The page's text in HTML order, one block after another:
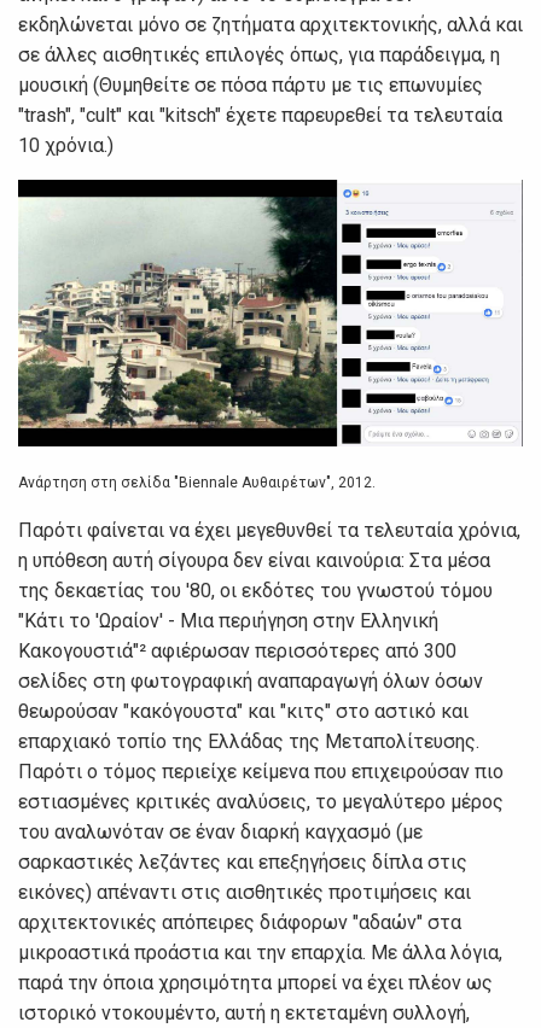
εκδηλώνεται μόνο σε ζητήματα αρχιτεκτονικής, αλλά και
σε άλλες αισθητικές επιλογές όπως, για παράδειγμα, η
μουσική (Θυμηθείτε σε πόσα πάρτυ με τις επωνυμίες
"trash", "cult" και "kitsch" έχετε παρευρεθεί τα τελευταία
10 χρόνια.)
Ανάρτηση στη σελίδα "Biennale Αυθαιρέτων", 2012.
Παρότι φαίνεται να έχει μεγεθυνθεί τα τελευταία χρόνια,
η υπόθεση αυτή σίγουρα δεν είναι καινούρια: Στα μέσα
της δεκαετίας του '80, οι εκδότες του γνωστού τόμου
"Κάτι το 'Ωραίον' - Μια περιήγηση στην Ελληνική
Κακογουστιά"² αφιέρωσαν περισσότερες από 300
σελίδες στη φωτογραφική αναπαραγωγή όλων όσων
θεωρούσαν "κακόγουστα" και "κιτς" στο αστικό και
επαρχιακό τοπίο της Ελλάδας της Μεταπολίτευσης.
Παρότι ο τόμος περιείχε κείμενα που επιχειρούσαν πιο
εστιασμένες κριτικές αναλύσεις, το μεγαλύτερο μέρος
του αναλωνόταν σε έναν διαρκή καγχασμό (με
σαρκαστικές λεζάντες και επεξηγήσεις δίπλα στις
εικόνες) απέναντι στις αισθητικές προτιμήσεις και
αρχιτεκτονικές απόπειρες διάφορων "αδαών" στα
μικροαστικά προάστια και την επαρχία. Με άλλα λόγια,
παρά την όποια χρησιμότητα μπορεί να έχει πλέον ως
ιστορικό ντοκουμέντο, αυτή η εκτεταμένη συλλογή,